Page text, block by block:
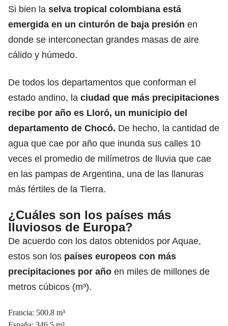
Si bien la selva tropical colombiana está
emergida en un cinturón de baja presión en
donde se interconectan grandes masas de aire
cálido y húmedo.
De todos los departamentos que conforman el
estado andino, la ciudad que más precipitaciones
recibe por año es Lloró, un municipio del
departamento de Chocó. De hecho, la cantidad de
agua que cae por año que inunda sus calles 10
veces el promedio de milímetros de lluvia que cae
en las pampas de Argentina, una de las llanuras
más fértiles de la Tierra.
¿Cuáles son los países más
lluviosos de Europa?
De acuerdo con los datos obtenidos por Aquae,
estos son los países europeos con más
precipitaciones por año en miles de millones de
metros cúbicos (m³).
Francia: 500.8 m³